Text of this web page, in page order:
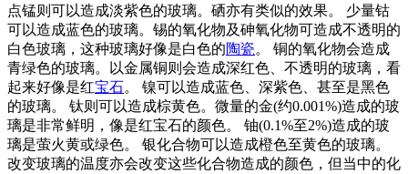
点锰则可以造成淡紫色的玻璃。硒亦有类似的效果。 少量钴
可以造成蓝色的玻璃。锡的氧化物及砷氧化物可造成不透明的
白色玻璃，这种玻璃好像是白色的陶瓷。 铜的氧化物会造成
青绿色的玻璃。以金属铜则会造成深红色、不透明的玻璃，看
起来好像是红宝石。 镍可以造成蓝色、深紫色、甚至是黑色
的玻璃。 钛则可以造成棕黄色。微量的金(约0.001%)造成的玻
璃是非常鲜明，像是红宝石的颜色。 铀(0.1%至2%)造成的玻
璃是萤火黄或绿色。 银化合物可以造成橙色至黄色的玻璃。
改变玻璃的温度亦会改变这些化合物造成的颜色，但当中的化